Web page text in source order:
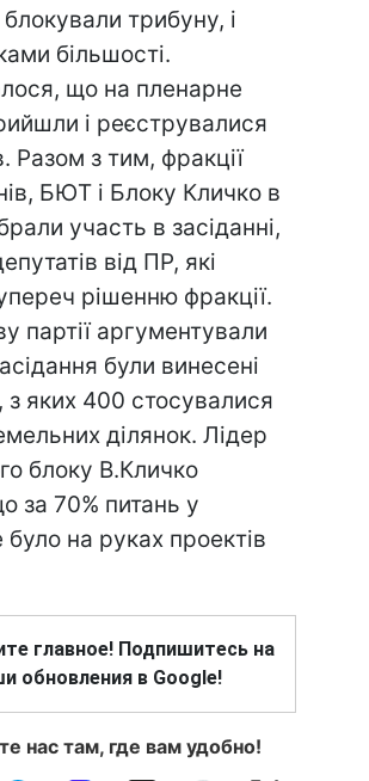
трибуну, і
більшості.
що на пленарне
і реєструвалися
Разом з тим, фракції
БЮТ і Блоку Кличко в
участь в засіданні,
від ПР, які
рішенню фракції.
партії аргументували
були винесені
з яких 400 стосувалися
ділянок. Лідер
блоку В.Кличко
за 70% питань у
було на руках проектів
главное! Подпишитесь на
обновления в Google!
нас там, где вам удобно!